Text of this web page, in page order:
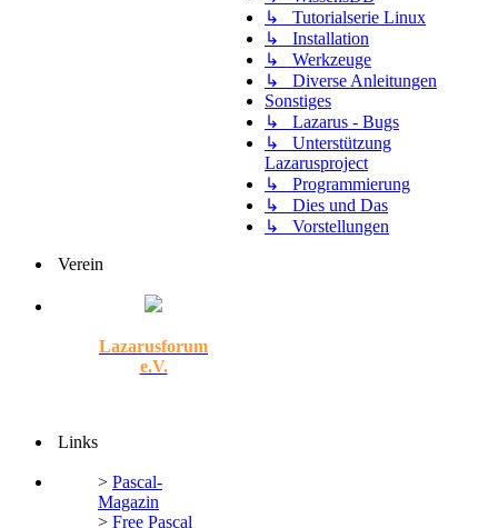
↳ Tutorialserie Linux
↳ Installation
↳ Werkzeuge
↳ Diverse Anleitungen
Sonstiges
↳ Lazarus - Bugs
↳ Unterstützung
Lazarusproject
↳ Programmierung
↳ Dies und Das
↳ Vorstellungen
Verein
Lazarusforum
e.V.
Links
> Pascal-
Magazin
> Free Pascal